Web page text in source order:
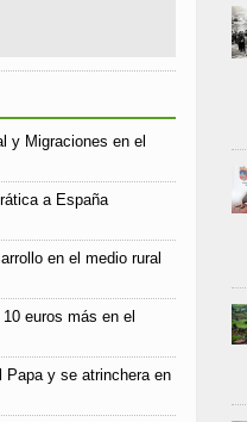
y Migraciones en el
a España
en el medio rural
euros más en el
y se atrinchera en